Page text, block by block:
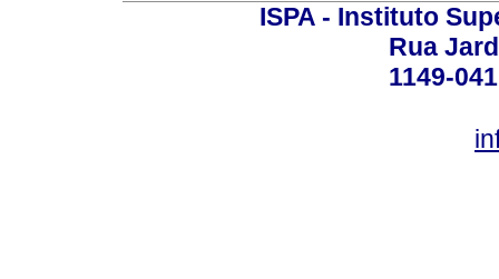
ISPA - Instituto
Rua
1149-